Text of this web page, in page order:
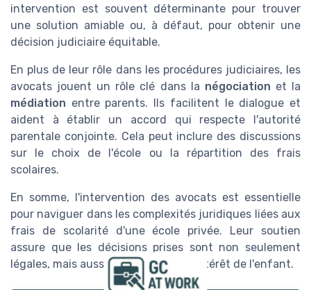
intervention est souvent déterminante pour trouver
une solution amiable ou, à défaut, pour obtenir une
décision judiciaire équitable.
En plus de leur rôle dans les procédures judiciaires, les
avocats jouent un rôle clé dans la négociation et la
médiation entre parents. Ils facilitent le dialogue et
aident à établir un accord qui respecte l'autorité
parentale conjointe. Cela peut inclure des discussions
sur le choix de l'école ou la répartition des frais
scolaires.
En somme, l'intervention des avocats est essentielle
pour naviguer dans les complexités juridiques liées aux
frais de scolarité d'une école privée. Leur soutien
assure que les décisions prises sont non seulement
légales, mais aussi dans le meilleur intérêt de l'enfant.